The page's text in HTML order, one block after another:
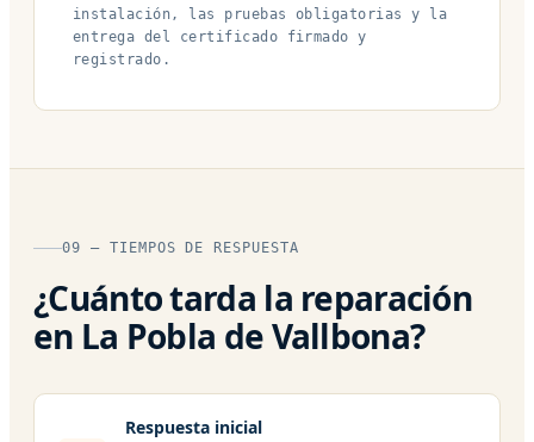
instalación, las pruebas obligatorias y la
entrega del certificado firmado y
registrado.
09 — TIEMPOS DE RESPUESTA
¿Cuánto tarda la reparación
en La Pobla de Vallbona?
Respuesta inicial